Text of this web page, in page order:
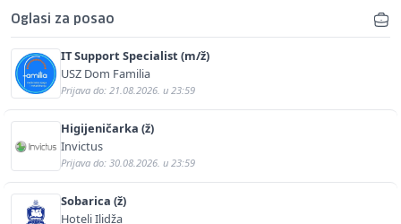
Oglasi za posao
IT Support Specialist (m/ž)
USZ Dom Familia
Prijava do: 21.08.2026. u 23:59
Higijeničarka (ž)
Invictus
Prijava do: 30.08.2026. u 23:59
Sobarica (ž)
Hoteli Ilidža